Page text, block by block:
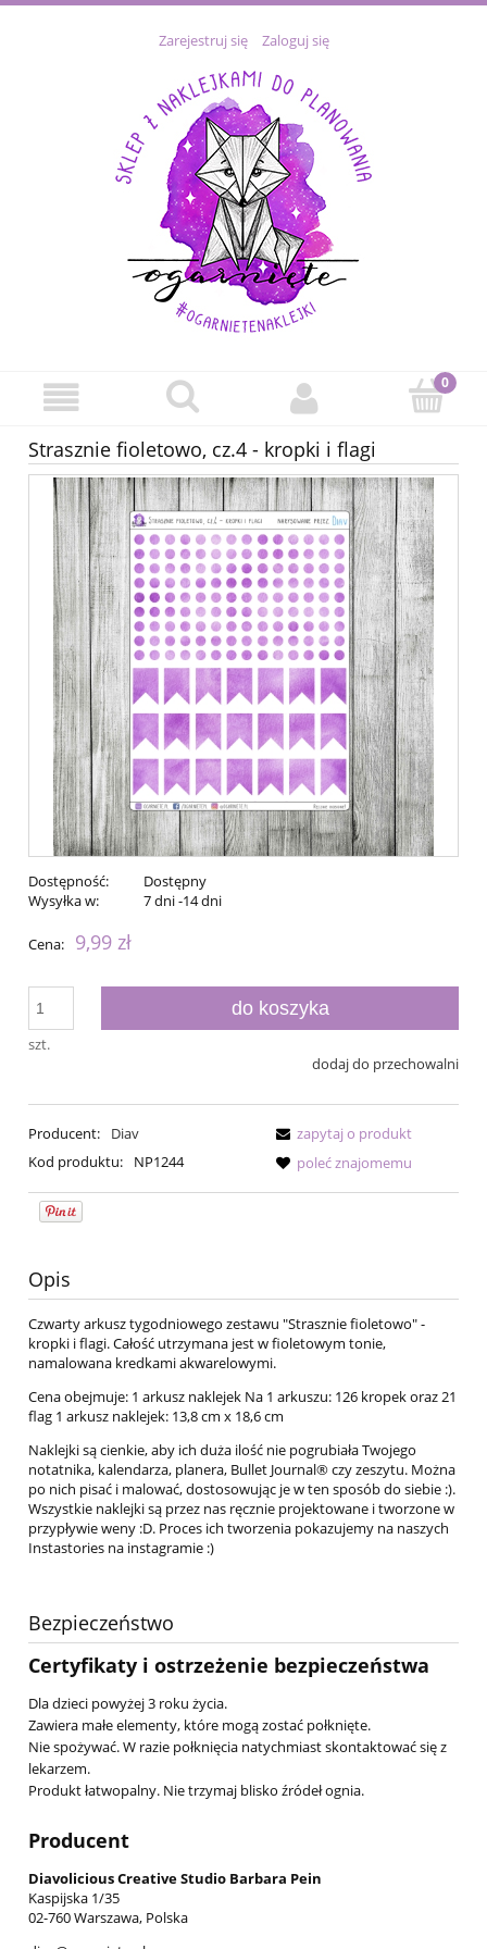
Zarejestruj się Zaloguj się
Strasznie fioletowo, cz.4 - kropki i flagi
Dostępność:
Dostępny
Wysyłka w:
7 dni -14 dni
Cena: 9,99 zł
szt.
do koszyka
dodaj do przechowalni
Producent:
Diav
Kod produktu:
NP1244
zapytaj o produkt
poleć znajomemu
Opis
Czwarty arkusz tygodniowego zestawu "Strasznie fioletowo" -
kropki i flagi. Całość utrzymana jest w fioletowym tonie,
namalowana kredkami akwarelowymi.
Cena obejmuje: 1 arkusz naklejek Na 1 arkuszu: 126 kropek oraz 21
flag 1 arkusz naklejek: 13,8 cm x 18,6 cm
Naklejki są cienkie, aby ich duża ilość nie pogrubiała Twojego
notatnika, kalendarza, planera, Bullet Journal® czy zeszytu. Można
po nich pisać i malować, dostosowując je w ten sposób do siebie :).
Wszystkie naklejki są przez nas ręcznie projektowane i tworzone w
przypływie weny :D. Proces ich tworzenia pokazujemy na naszych
Instastories na instagramie :)
Bezpieczeństwo
Certyfikaty i ostrzeżenie bezpieczeństwa
Dla dzieci powyżej 3 roku życia.
Zawiera małe elementy, które mogą zostać połknięte.
Nie spożywać. W razie połknięcia natychmiast skontaktować się z
lekarzem.
Produkt łatwopalny. Nie trzymaj blisko źródeł ognia.
Producent
Diavolicious Creative Studio Barbara Pein
Kaspijska 1/35
02-760 Warszawa, Polska